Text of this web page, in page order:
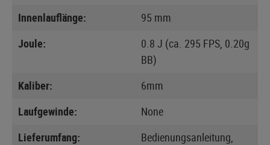
Innenlauflänge:
95 mm
Joule:
0.8 J (ca. 295 FPS, 0.20g
BB)
Kaliber:
6mm
Laufgewinde:
None
Lieferumfang:
Bedienungsanleitung,